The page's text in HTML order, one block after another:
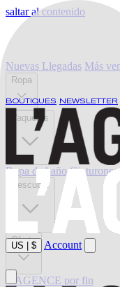
saltar al contenido
BOUTIQUES NEWSLETTER
US $ Account
Nuevas Llegadas Más
Ropa
Vaqueros
Ropa de baño Cinturones
Descubrir
Oferta
L'AGENCE por fin